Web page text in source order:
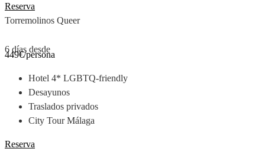
Reserva
Torremolinos Queer
6 días desde
449€/persona
Hotel 4* LGBTQ-friendly
Desayunos
Traslados privados
City Tour Málaga
Reserva